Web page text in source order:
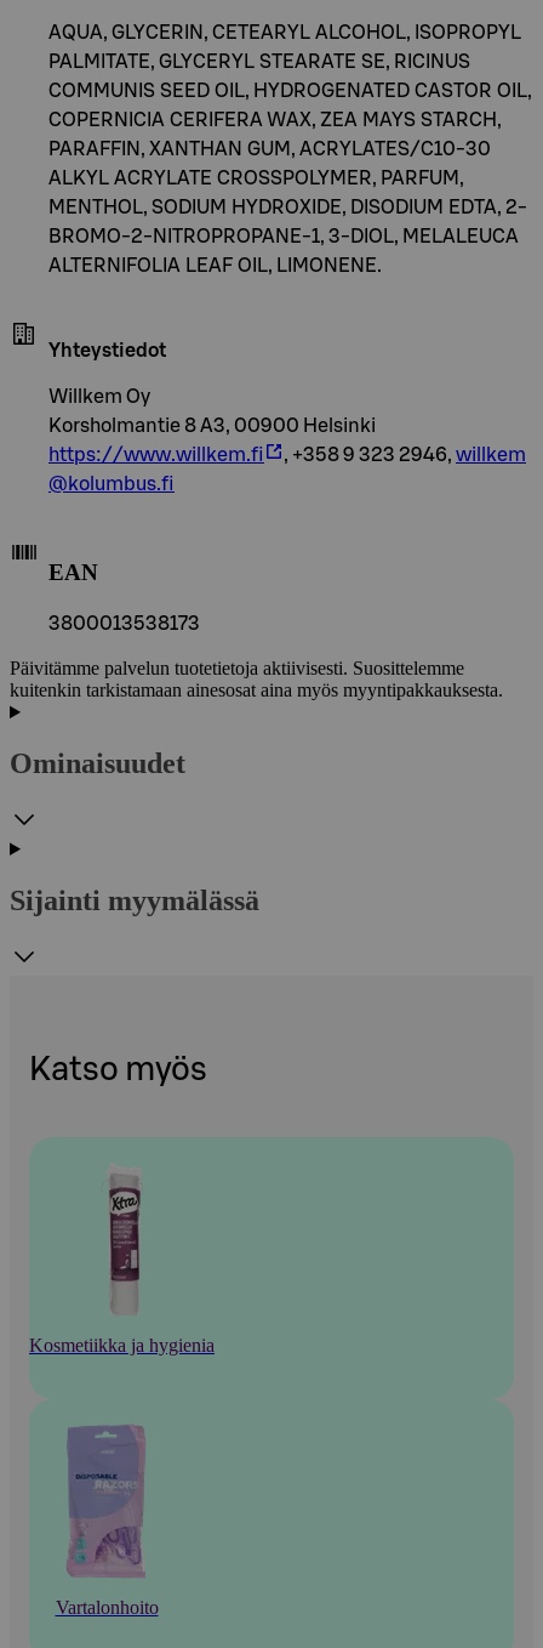
AQUA, GLYCERIN, CETEARYL ALCOHOL, ISOPROPYL
PALMITATE, GLYCERYL STEARATE SE, RICINUS
COMMUNIS SEED OIL, HYDROGENATED CASTOR OIL,
COPERNICIA CERIFERA WAX, ZEA MAYS STARCH,
PARAFFIN, XANTHAN GUM, ACRYLATES/C10-30
ALKYL ACRYLATE CROSSPOLYMER, PARFUM,
MENTHOL, SODIUM HYDROXIDE, DISODIUM EDTA, 2-
BROMO-2-NITROPROPANE-1, 3-DIOL, MELALEUCA
ALTERNIFOLIA LEAF OIL, LIMONENE.
Yhteystiedot
Willkem Oy
Korsholmantie 8 A3, 00900 Helsinki
https://www.willkem.fi
, +358 9 323 2946, willkem
@kolumbus.fi
EAN
3800013538173
Päivitämme palvelun tuotetietoja aktiivisesti. Suosittelemme
kuitenkin tarkistamaan ainesosat aina myös myyntipakkauksesta.
Ominaisuudet
Sijainti myymälässä
Katso myös
Kosmetiikka ja hygienia
Vartalonhoito